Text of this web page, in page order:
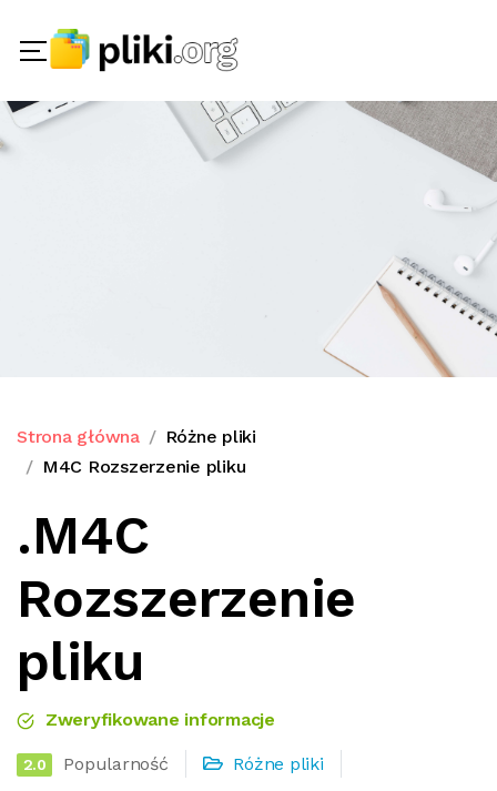
Strona główna
Różne pliki
M4C Rozszerzenie pliku
.M4C
Rozszerzenie
pliku
Zweryfikowane informacje
2.0 Popularność Różne pliki